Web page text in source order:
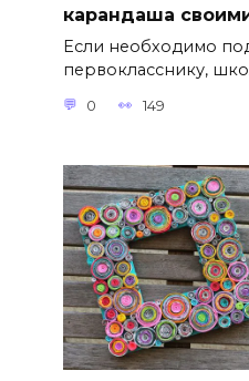
карандаша
Если необходимо
первокласснику,
0 149